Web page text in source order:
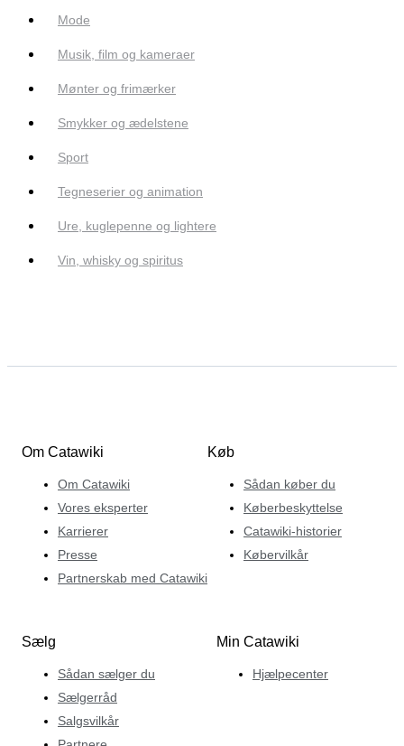
Mode
Musik, film og kameraer
Mønter og frimærker
Smykker og ædelstene
Sport
Tegneserier og animation
Ure, kuglepenne og lightere
Vin, whisky og spiritus
Om Catawiki
Om Catawiki
Vores eksperter
Karrierer
Presse
Partnerskab med Catawiki
Køb
Sådan køber du
Køberbeskyttelse
Catawiki-historier
Købervilkår
Sælg
Sådan sælger du
Sælgerråd
Salgsvilkår
Min Catawiki
Hjælpecenter